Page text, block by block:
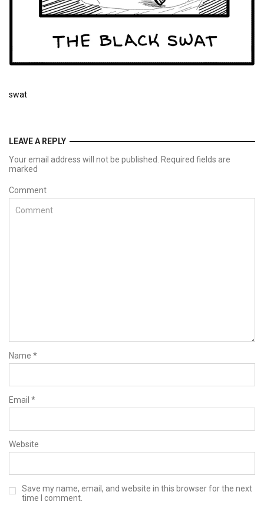
swat
LEAVE A REPLY
Your email address will not be published. Required fields are
marked
Comment
Name *
Email *
Website
Save my name, email, and website in this browser for the next
time I comment.